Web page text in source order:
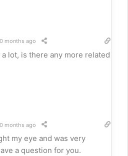
months ago
lot, is there any more related
months ago
my eye and was very
a question for you.